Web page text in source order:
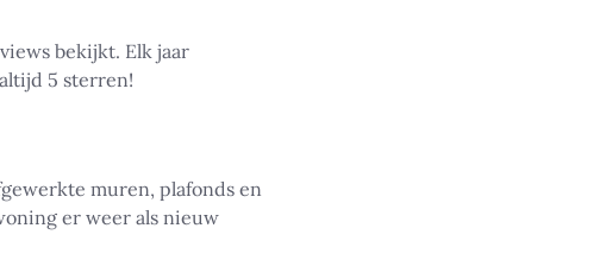
bekijkt. Elk jaar
5 sterren!
muren, plafonds en
er weer als nieuw